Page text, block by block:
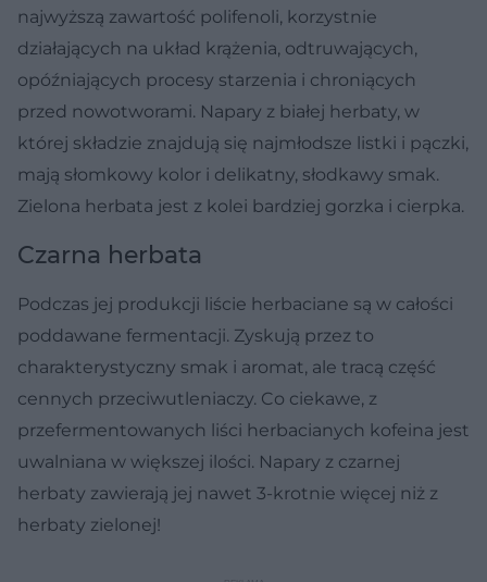
najwyższą zawartość polifenoli, korzystnie
działających na układ krążenia, odtruwających,
opóźniających procesy starzenia i chroniących
przed nowotworami. Napary z białej herbaty, w
której składzie znajdują się najmłodsze listki i pączki,
mają słomkowy kolor i delikatny, słodkawy smak.
Zielona herbata jest z kolei bardziej gorzka i cierpka.
Czarna herbata
Podczas jej produkcji liście herbaciane są w całości
poddawane fermentacji. Zyskują przez to
charakterystyczny smak i aromat, ale tracą część
cennych przeciwutleniaczy. Co ciekawe, z
przefermentowanych liści herbacianych kofeina jest
uwalniana w większej ilości. Napary z czarnej
herbaty zawierają jej nawet 3-krotnie więcej niż z
herbaty zielonej!